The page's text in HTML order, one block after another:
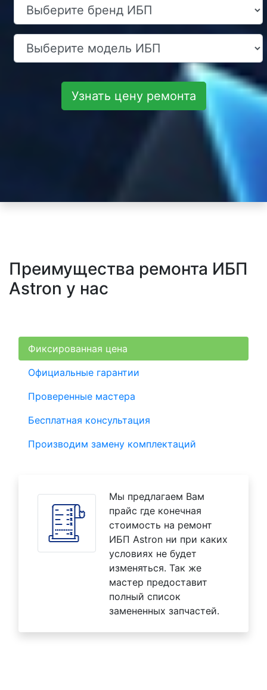
Узнать цену ремонта
Преимущества ремонта ИБП
Astron у нас
Фиксированная цена
Официальные гарантии
Проверенные мастера
Бесплатная консультация
Производим замену комплектаций
Мы предлагаем Вам
прайс где конечная
стоимость на ремонт
ИБП Astron ни при каких
условиях не будет
изменяться. Так же
мастер предоставит
полный список
замененных запчастей.